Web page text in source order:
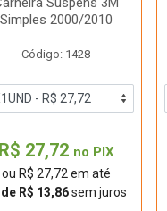
Simples 2000/2010
Código: 1428
27,72 no PIX
ou R$ 27,72 em até
R$ 13,86sem juros